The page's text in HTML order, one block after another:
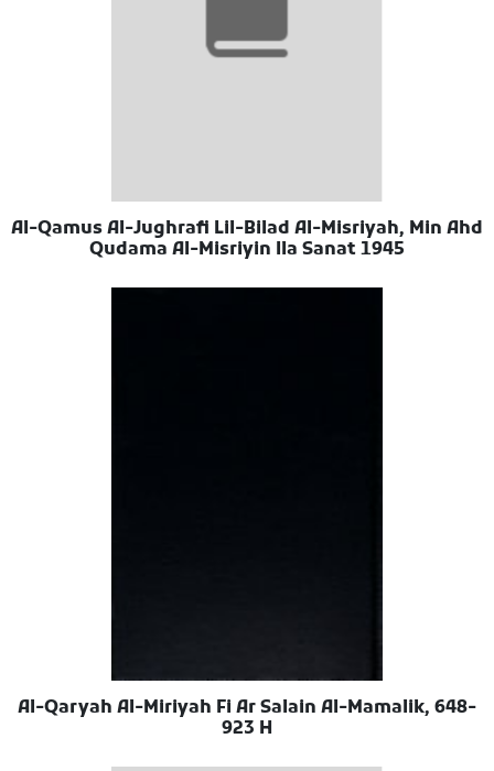
Al-Qamus Al-Jughrafi Lil-Bilad Al-Misriyah, Min Ahd
Qudama Al-Misriyin Ila Sanat 1945
Al-Qaryah Al-Miriyah Fi Ar Salain Al-Mamalik, 648-
923 H